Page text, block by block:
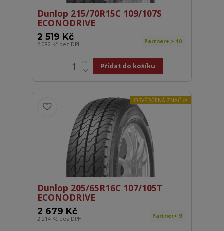
Dunlop 215/70R15C 109/107S
ECONODRIVE
2 519 Kč
2 082 Kč bez DPH Partner+ > 10
Přidat do košíku
OSVĚDČENÁ ZNAČKA
Dunlop 205/65R16C 107/105T
ECONODRIVE
2 679 Kč
2 214 Kč bez DPH Partner+ 9